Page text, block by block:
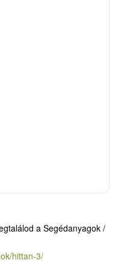
a Segédanyagok /
hittan-3/